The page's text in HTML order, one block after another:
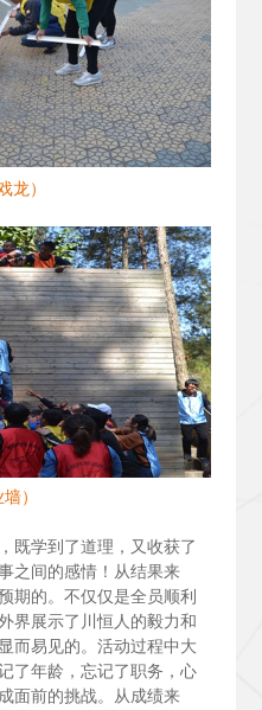
龙）
）
既学到了道理，又收获了
之间的感情！从结果来
期的。不仅仅是全员顺利
界展示了川恒人的毅力和
而易见的。活动过程中大
了年龄，忘记了职务，心
面前的挑战。从成绩来